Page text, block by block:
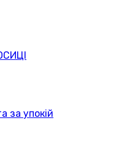
за упокій